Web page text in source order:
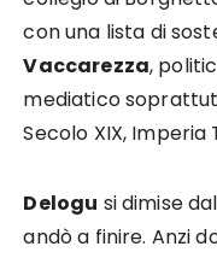
con una lista di
Vaccarezza,
mediatico
Secolo XIX, Imperia
Delogu si dimise
andò a finire. Anzi